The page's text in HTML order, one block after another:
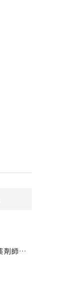
クレドが支える薬剤師の働き方と成長